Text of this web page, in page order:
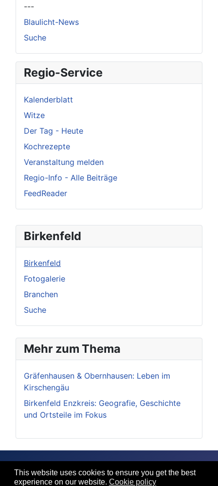
This website uses cookies to ensure you get the best
experience on our website. Cookie policy
Birkenfeld
Birkenfeld
Fotogalerie
Branchen
Suche
---
Blaulicht-News
Suche
Regio-Service
Kalenderblatt
Witze
Der Tag - Heute
Kochrezepte
Veranstaltung melden
Regio-Info - Alle Beiträge
FeedReader
Mehr zum Thema
Gräfenhausen & Obernhausen: Leben im
Kirschengäu
Birkenfeld Enzkreis: Geografie, Geschichte
und Ortsteile im Fokus
Impressum